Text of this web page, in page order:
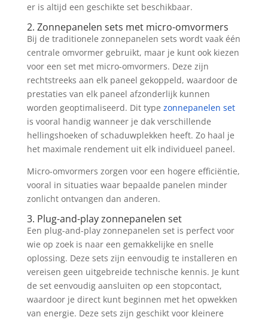
er is altijd een geschikte set beschikbaar.
2. Zonnepanelen sets met micro-omvormers
Bij de traditionele zonnepanelen sets wordt vaak één
centrale omvormer gebruikt, maar je kunt ook kiezen
voor een set met micro-omvormers. Deze zijn
rechtstreeks aan elk paneel gekoppeld, waardoor de
prestaties van elk paneel afzonderlijk kunnen
worden geoptimaliseerd. Dit type zonnepanelen set
is vooral handig wanneer je dak verschillende
hellingshoeken of schaduwplekken heeft. Zo haal je
het maximale rendement uit elk individueel paneel.
Micro-omvormers zorgen voor een hogere efficiëntie,
vooral in situaties waar bepaalde panelen minder
zonlicht ontvangen dan anderen.
3. Plug-and-play zonnepanelen set
Een plug-and-play zonnepanelen set is perfect voor
wie op zoek is naar een gemakkelijke en snelle
oplossing. Deze sets zijn eenvoudig te installeren en
vereisen geen uitgebreide technische kennis. Je kunt
de set eenvoudig aansluiten op een stopcontact,
waardoor je direct kunt beginnen met het opwekken
van energie. Deze sets zijn geschikt voor kleinere